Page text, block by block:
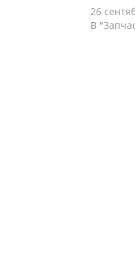
26
В